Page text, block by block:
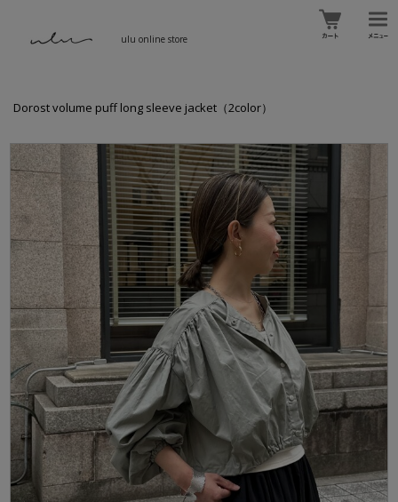
ulu online store
Dorost volume puff long sleeve jacket（2color）